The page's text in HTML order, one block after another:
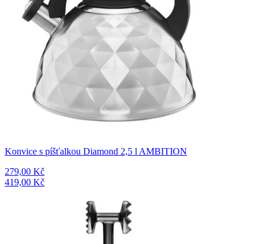
Konvice s píšťalkou Diamond 2,5 l AMBITION
279,00 Kč
419,00 Kč